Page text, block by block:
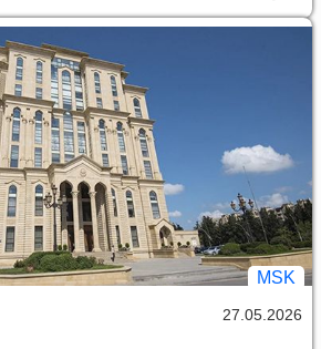
MSK
27.05.2026